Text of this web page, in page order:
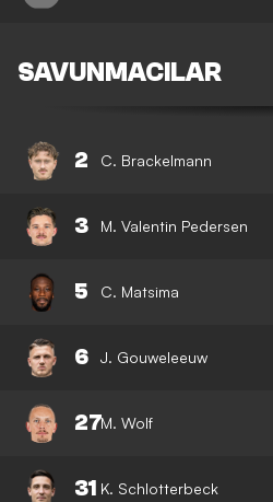
SAVUNMACILAR
2 C. Brackelmann
3 M. Valentin Pedersen
5 C. Matsima
6 J. Gouweleeuw
27M. Wolf
31 K. Schlotterbeck